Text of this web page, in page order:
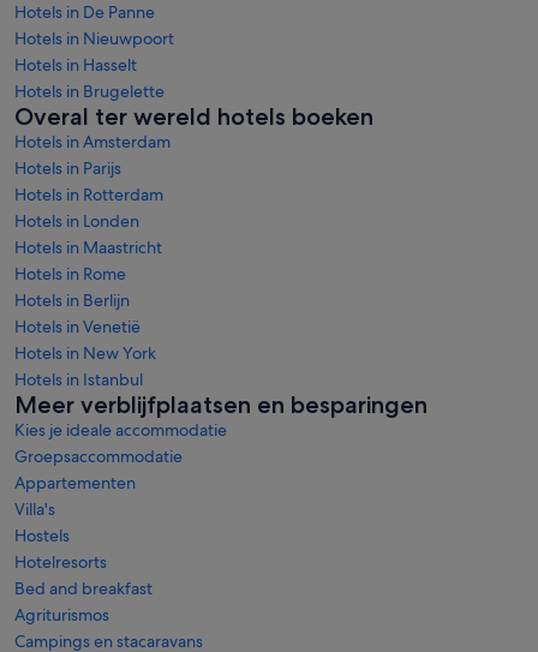
Hotels in De Panne
Hotels in Nieuwpoort
Hotels in Hasselt
Hotels in Brugelette
Overal ter wereld hotels boeken
Hotels in Amsterdam
Hotels in Parijs
Hotels in Rotterdam
Hotels in Londen
Hotels in Maastricht
Hotels in Rome
Hotels in Berlijn
Hotels in Venetië
Hotels in New York
Hotels in Istanbul
Meer verblijfplaatsen en besparingen
Kies je ideale accommodatie
Groepsaccommodatie
Appartementen
Villa's
Hostels
Hotelresorts
Bed and breakfast
Agriturismos
Campings en stacaravans